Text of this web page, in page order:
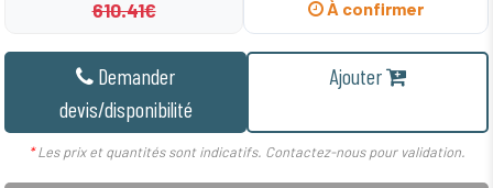
610.41€ À confirmer
Demander
devis/disponibilité
Ajouter
*Les prix et quantités sont indicatifs. Contactez-nous pour validation.